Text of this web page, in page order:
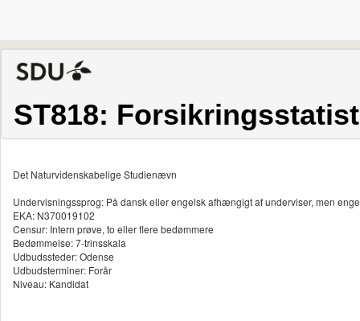
ST818:
Det Naturvidenskabelige Studienævn
Undervisningssprog: På dansk eller engelsk afhængigt af underviser, men
EKA: N370019102
Censur: Intern prøve, to eller flere bedømmere
Bedømmelse: 7-trinsskala
Udbudssteder: Odense
Udbudsterminer: Forår
Niveau: Kandidat